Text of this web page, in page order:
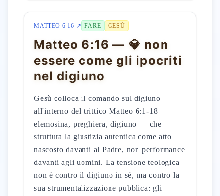
MATTEO 6 16 ↗ FARE GESÙ
Matteo 6:16 — 💎 non
essere come gli ipocriti
nel digiuno
Gesù colloca il comando sul digiuno
all'interno del trittico Matteo 6:1-18 —
elemosina, preghiera, digiuno — che
struttura la giustizia autentica come atto
nascosto davanti al Padre, non performance
davanti agli uomini. La tensione teologica
non è contro il digiuno in sé, ma contro la
sua strumentalizzazione pubblica: gli